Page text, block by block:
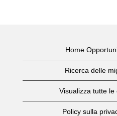
Home
Ricerca delle
Visualizza tutte
Policy sulla